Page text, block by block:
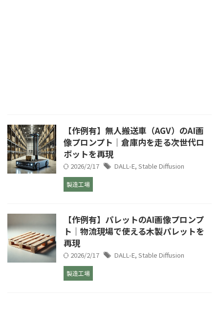
【作例有】無人搬送車（AGV）のAI画
像プロンプト｜倉庫内を走る次世代ロ
ボットを再現
2026/2/17 DALL-E, Stable Diffusion
製造工場
【作例有】パレットのAI画像プロンプ
ト｜物流現場で使える木製パレットを
再現
2026/2/17 DALL-E, Stable Diffusion
製造工場